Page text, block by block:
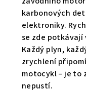
karbonových
elektroniky.
se zde potkávají
Každý plyn,
zrychlení
motocykl – je to
nepustí.